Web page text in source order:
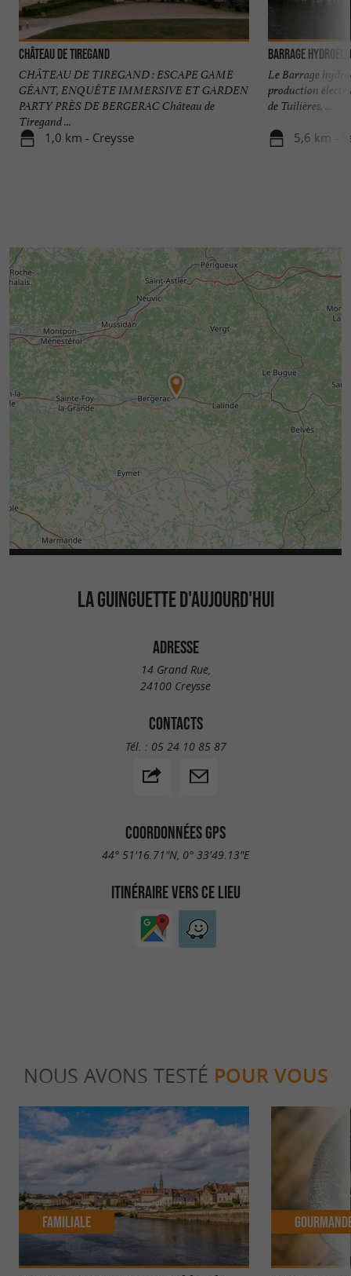
explorer les richesses duPérigord Pourpre
profiter pleinement des charmes de cette région
authentique et accueillante.
Château de Tiregand
CHÂTEAU DE TIREGAND : ESCAPE GAME
GÉANT, ENQUÊTE IMMERSIVE ET GARDEN
PARTY PRÈS DE BERGERAC Château de
Tiregand ...
1,0 km - Creysse
Barrage
Le Barrage
production
de Tuilières, ...
5,6 km -
LA GUINGUETTE D'AUJOURD'HUI
ADRESSE
14 Grand Rue,
24100 Creysse
CONTACTS
Tél. : 05 24 10 85 87
COORDONNÉES GPS
44° 51'16.71"N, 0° 33'49.13"E
ITINÉRAIRE VERS CE LIEU
NOUS AVONS TESTÉ POUR VOUS
Familiale